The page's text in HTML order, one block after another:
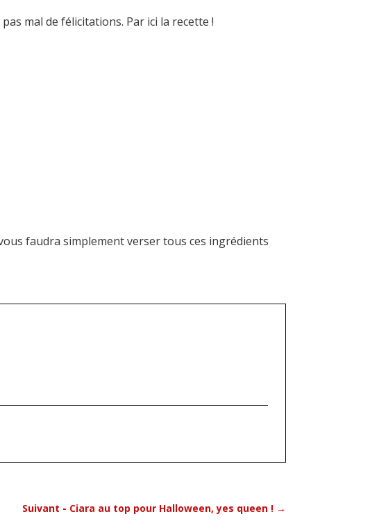
mal de félicitations. Par ici la recette !
faudra simplement verser tous ces ingrédients
Suivant - Ciara au top pour Halloween, yes queen !→